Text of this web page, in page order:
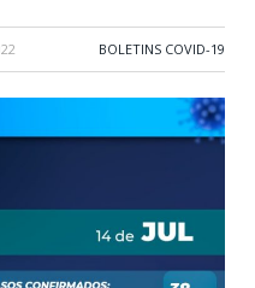
BOLETINS COVID-19